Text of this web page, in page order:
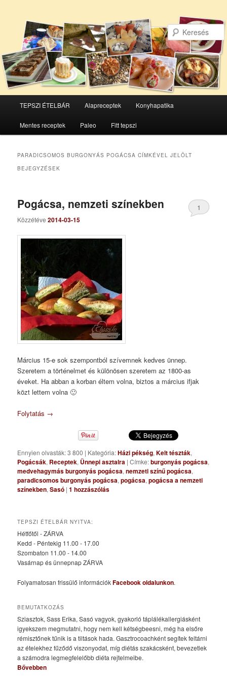
Tovább
az
tartalomra
Tovább
a
tartalomra
TEPSZI ÉTELBÁR Alapreceptek Konyhapatika
Mentes receptek Paleo Fitt tepszi
PARADICSOMOS BURGONYÁS POGÁCSA CÍMKÉVEL JELÖLT
BEJEGYZÉSEK
Pogácsa, nemzeti színekben
Közzétéve2014-03-15
1
Március 15-e sok szempontból szívemnek kedves ünnep.
Szeretem a történelmet és különösen szeretem az 1800-as
éveket. Ha abban a korban éltem volna, biztos a március ifjak
közt lettem volna 🙂
Folytatás →
Ennyien olvasták: 3 800 | Kategória:Házi pékség,Kelt tészták,
Pogácsák, Receptek, Ünnepi asztalra |Címke:burgonyás pogácsa,
medvehagymás burgonyás pogácsa,nemzeti színű pogácsa,
paradicsomos burgonyás pogácsa,pogácsa,pogácsa a nemzeti
színekben,Sasó |1 hozzászólás
TEPSZI ÉTELBÁR NYITVA:
Hétfőtől - ZÁRVA
Kedd - Péntekig 11.00 - 17.00
Szombaton 11.00 - 14.00
Vasárnap és ünnepnap ZÁRVA
Folyamatosan frissülő információkFacebook oldalunkon.
BEMUTATKOZÁS
Sziasztok, Sass Erika, Sasó vagyok, gyakorló táplálékallergiásként
igyekszem megmutatni, hogy nem kell kétségbeesni, még ha elsőre
rémisztőnek tűnik is a tiltások hada. Gasztrocoachként segítek feltárni
az ételekhez fűződő viszonyodat, míg diétás szakácsként, bevezetlek
a számodra legmegfelelőbb diéta rejtelmeibe.
Bővebben